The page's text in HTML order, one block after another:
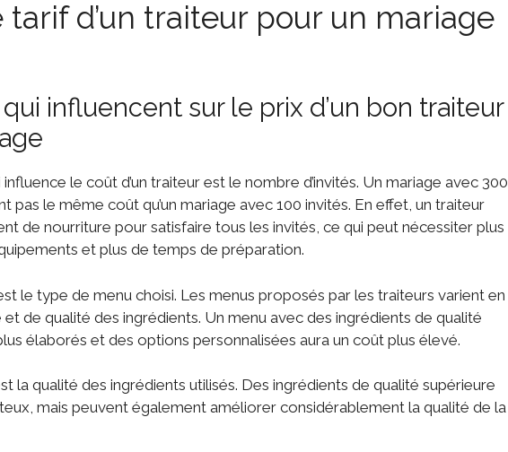
tarif d’un traiteur pour un mariage
influencent sur le prix d’un bon traiteur
le coût d’un traiteur est le nombre d’invités. Un mariage avec 300
pas le même coût qu’un mariage avec 100 invités. En effet, un traiteur
de nourriture pour satisfaire tous les invités, ce qui peut nécessiter plus
et plus de temps de préparation.
le type de menu choisi. Les menus proposés par les traiteurs varient en
de qualité des ingrédients. Un menu avec des ingrédients de qualité
élaborés et des options personnalisées aura un coût plus élevé.
la qualité des ingrédients utilisés. Des ingrédients de qualité supérieure
mais peuvent également améliorer considérablement la qualité de la